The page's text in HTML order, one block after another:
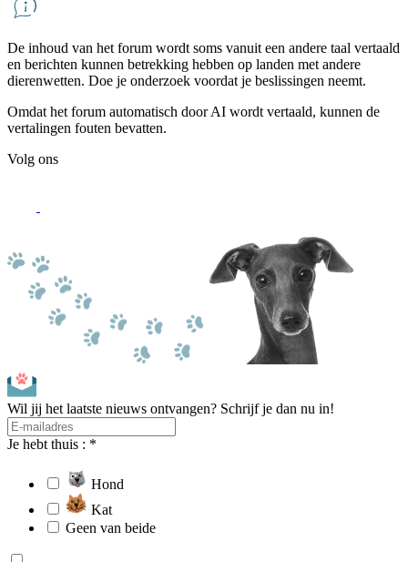
De inhoud van het forum wordt soms vanuit een andere taal vertaald
en berichten kunnen betrekking hebben op landen met andere
dierenwetten. Doe je onderzoek voordat je beslissingen neemt.
Omdat het forum automatisch door AI wordt vertaald, kunnen de
vertalingen fouten bevatten.
Volg ons
Wil jij het laatste nieuws ontvangen? Schrijf je dan nu in!
Je hebt thuis : *
Hond
Kat
Geen van beide